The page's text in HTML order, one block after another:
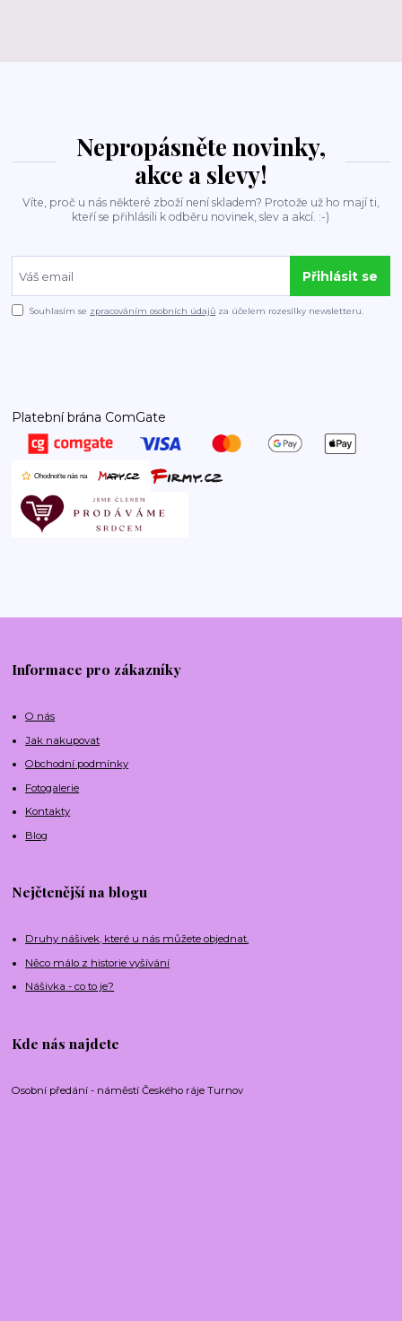
Nepropásněte novinky,
akce a slevy!
Víte, proč u nás některé zboží není skladem? Protože už ho mají ti,
kteří se přihlásili k odběru novinek, slev a akcí. :-)
Přihlásit se
Souhlasím se zpracováním osobních údajů za účelem rozesílky newsletteru.
Platební brána ComGate
Informace pro zákazníky
O nás
Jak nakupovat
Obchodní podmínky
Fotogalerie
Kontakty
Blog
Nejčtenější na blogu
Druhy nášivek, které u nás můžete objednat.
Něco málo z historie vyšívání
Nášivka - co to je?
Kde nás najdete
Osobní předání - náměstí Českého ráje Turnov